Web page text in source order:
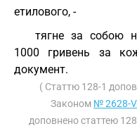
етилового, -
тягне за собою
1000 гривень за
документ.
( Статтю 128-1
Законом № 2628-
доповнено статтею